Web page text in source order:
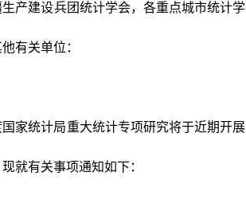
产建设兵团统计学会，各重点城市统计
有关单位：
国家统计局重大统计专项研究将于近期开
就有关事项通知如下：